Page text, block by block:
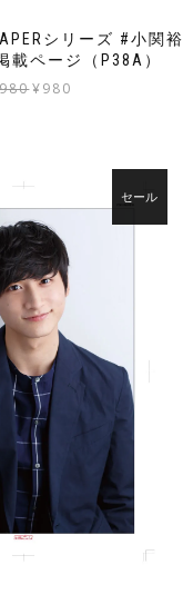
シリーズ #小関裕
載ページ（P38A）
元
で
し
た。
¥980
セール